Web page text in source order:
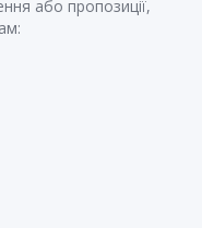
або пропозиції,